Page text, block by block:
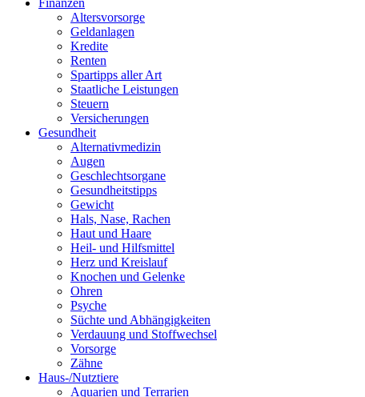
Finanzen
Altersvorsorge
Geldanlagen
Kredite
Renten
Spartipps aller Art
Staatliche Leistungen
Steuern
Versicherungen
Gesundheit
Alternativmedizin
Augen
Geschlechtsorgane
Gesundheitstipps
Gewicht
Hals, Nase, Rachen
Haut und Haare
Heil- und Hilfsmittel
Herz und Kreislauf
Knochen und Gelenke
Ohren
Psyche
Süchte und Abhängigkeiten
Verdauung und Stoffwechsel
Vorsorge
Zähne
Haus-/Nutztiere
Aquarien und Terrarien